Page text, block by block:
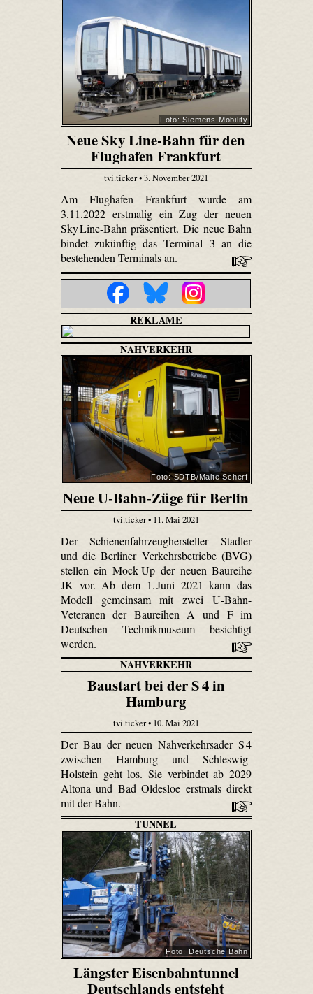
Foto: Siemens Mobility
Neue Sky Line-Bahn für den
Flughafen Frankfurt
tvi.ticker • 3. November 2021
Am Flughafen Frankfurt wurde am
3.11.2022 erstmalig ein Zug der neuen
Sky Line-Bahn präsentiert. Die neue Bahn
bindet zukünftig das Terminal 3 an die
bestehenden Terminals an.
REKLAME
NAHVERKEHR
Foto: SDTB/Malte Scherf
Neue U-Bahn-Züge für Berlin
tvi.ticker • 11. Mai 2021
Der Schienenfahrzeughersteller Stadler
und die Berliner Verkehrsbetriebe (BVG)
stellen ein Mock-Up der neuen Baureihe
JK vor. Ab dem 1. Juni 2021 kann das
Modell gemeinsam mit zwei U-Bahn-
Veteranen der Baureihen A und F im
Deutschen Technikmuseum besichtigt
werden.
NAHVERKEHR
Baustart bei der S 4 in
Hamburg
tvi.ticker • 10. Mai 2021
Der Bau der neuen Nahverkehrsader S 4
zwischen Hamburg und Schleswig-
Holstein geht los. Sie verbindet ab 2029
Altona und Bad Oldesloe erstmals direkt
mit der Bahn.
TUNNEL
Foto: Deutsche Bahn
Längster Eisenbahntunnel
Deutschlands entsteht